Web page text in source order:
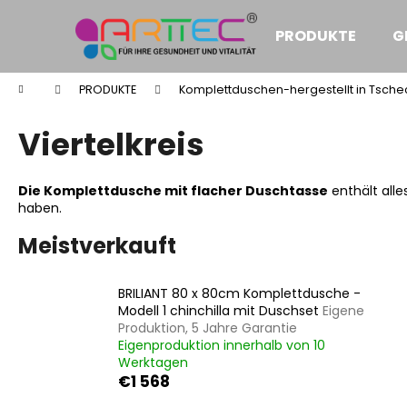
PRODUKTE
StartseitePRODUKTE Komplettduschen-hergestellt in
Viertelkreis
Die Komplettdusche mit flacher Duschtasse enthält
haben.
Meistverkauft
BRILIANT 80 x 80cm Komplettdusche -
Modell 1 chinchilla mit Duschset Eigene
Produktion, 5 Jahre Garantie
Eigenproduktion innerhalb von 10
Werktagen
€1 568
e
Zurück
zum
Einkaufen
Zurück
zum
Einkaufen